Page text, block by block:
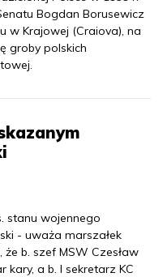
Bogdan Borusewicz
w Krajowej (Craiova), na
groby polskich
stanu wojennego
- uważa marszałek
że b. szef MSW Czesław
kary, a b. I sekretarz KC